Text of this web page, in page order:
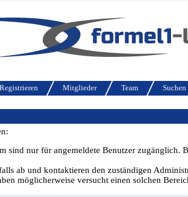
Registrieren Mitglieder Team Suchen
nur für angemeldete Benutzer zugänglich.
ab und kontaktieren den zuständigen
möglicherweise versucht einen solchen